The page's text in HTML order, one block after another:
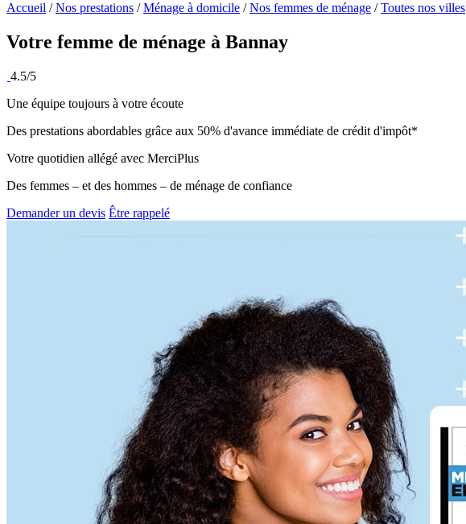
Accueil /Nos prestations /Ménage à domicile /Nos femmes de ménage /Toutes nos villes
Votre femme de ménage à Bannay
4.5/5
Une équipe toujours à votre écoute
Des prestations abordables grâce aux 50% d'avance immédiate de crédit d'impôt*
Votre quotidien allégé avec MerciPlus
Des femmes – et des hommes – de ménage de confiance
Demander un devis Être rappelé